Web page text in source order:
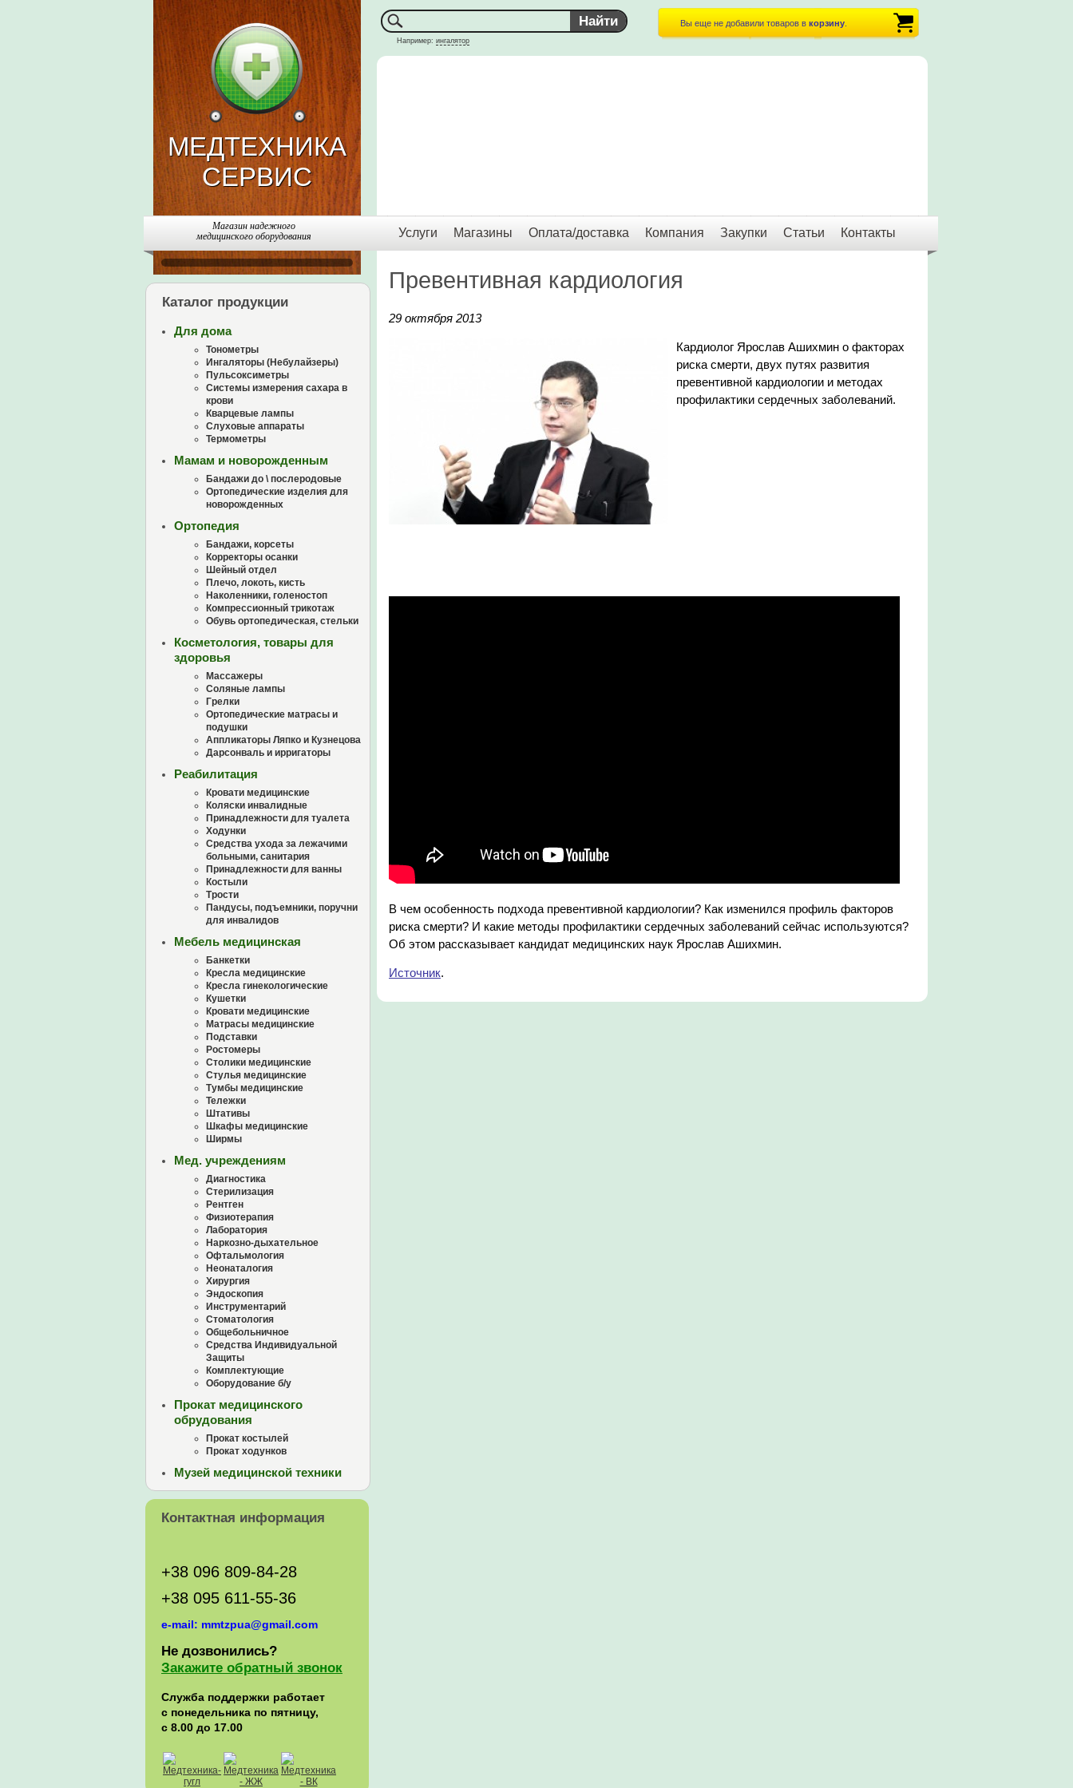
МЕДТЕХНИКА
СЕРВИС
Например: ингалятор
Вы еще не добавили товаров в корзину
Магазин надежного
медицинского оборудования
Услуги Магазины Оплата/доставка Компания Закупки Статьи Контакты
Каталог продукции
Для дома
Тонометры
Ингаляторы (Небулайзеры)
Пульсоксиметры
Системы измерения сахара в
крови
Кварцевые лампы
Слуховые аппараты
Термометры
Мамам и новорожденным
Бандажи до \ послеродовые
Ортопедические изделия для
новорожденных
Ортопедия
Бандажи, корсеты
Корректоры осанки
Шейный отдел
Плечо, локоть, кисть
Наколенники, голеностоп
Компрессионный трикотаж
Обувь ортопедическая, стельки
Косметология, товары для
здоровья
Массажеры
Соляные лампы
Грелки
Ортопедические матрасы и
подушки
Аппликаторы Ляпко и Кузнецова
Дарсонваль и ирригаторы
Реабилитация
Кровати медицинские
Коляски инвалидные
Принадлежности для туалета
Ходунки
Средства ухода за лежачими
больными, санитария
Принадлежности для ванны
Костыли
Трости
Пандусы, подъемники, поручни
для инвалидов
Мебель медицинская
Банкетки
Кресла медицинские
Кресла гинекологические
Кушетки
Кровати медицинские
Матрасы медицинские
Подставки
Ростомеры
Столики медицинские
Стулья медицинские
Тумбы медицинские
Тележки
Штативы
Шкафы медицинские
Ширмы
Мед. учреждениям
Диагностика
Стерилизация
Рентген
Физиотерапия
Лаборатория
Наркозно-дыхательное
Офтальмология
Неонаталогия
Хирургия
Эндоскопия
Инструментарий
Стоматология
Общебольничное
Средства Индивидуальной
Защиты
Комплектующие
Оборудование б/у
Прокат медицинского
обрудования
Прокат костылей
Прокат ходунков
Музей медицинской техники
Контактная информация
+38 096 809-84-28
+38 095 611-55-36
e-mail: mmtzpua@gmail.com
Не дозвонились?
Закажите обратный звонок
Служба поддержки работает
с понедельника по пятницу,
с 8.00 до 17.00
Превентивная кардиология
29 октября 2013
Кардиолог Ярослав Ашихмин о факторах
риска смерти, двух путях развития
превентивной кардиологии и методах
профилактики сердечных заболеваний.
В чем особенность подхода превентивной кардиологии? Как изменился профиль факторов
риска смерти? И какие методы профилактики сердечных заболеваний сейчас используются?
Об этом рассказывает кандидат медицинских наук Ярослав Ашихмин.
Источник.